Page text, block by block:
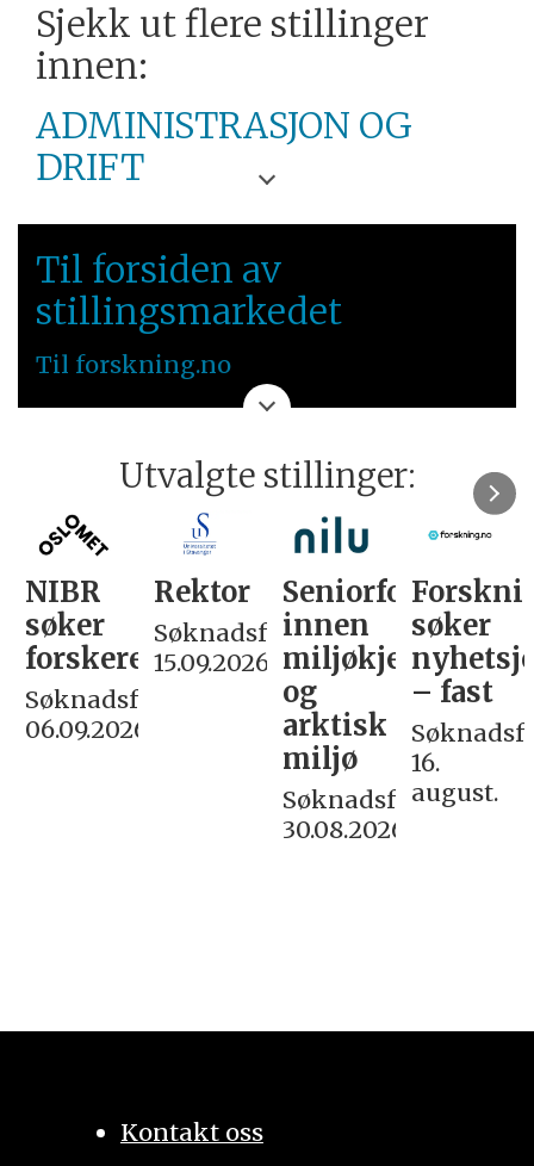
Sjekk ut flere stillinger
innen:
ADMINISTRASJON OG
DRIFT
NMBU
ØSTLANDET
Til forsiden av
stillingsmarkedet
Til forskning.no
Utvalgte stillinger:
NIBR
søker
forskere
Søknadsfrist:
06.09.2026
Rektor
Søknadsfrist:
15.09.2026
Seniorforsker
innen
miljøkjemi
og
arktisk
miljø
Søknadsfrist:
30.08.2026
søker
– fast
16.
august.
Kontakt oss